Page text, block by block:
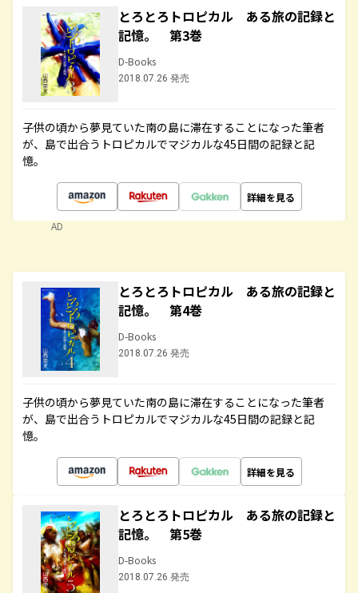
とろとろトロピカル ある旅の記録と
記憶。 第3巻
D-Books
2018.07.26 発売
子供の頃から夢見ていた南の島に滞在することになった筆者
が、島で出合うトロピカルでマジカルな45日間の記録と記
憶。
詳細を見る
AD
とろとろトロピカル ある旅の記録と
記憶。 第4巻
D-Books
2018.07.26 発売
子供の頃から夢見ていた南の島に滞在することになった筆者
が、島で出合うトロピカルでマジカルな45日間の記録と記
憶。
詳細を見る
とろとろトロピカル ある旅の記録と
記憶。 第5巻
D-Books
2018.07.26 発売